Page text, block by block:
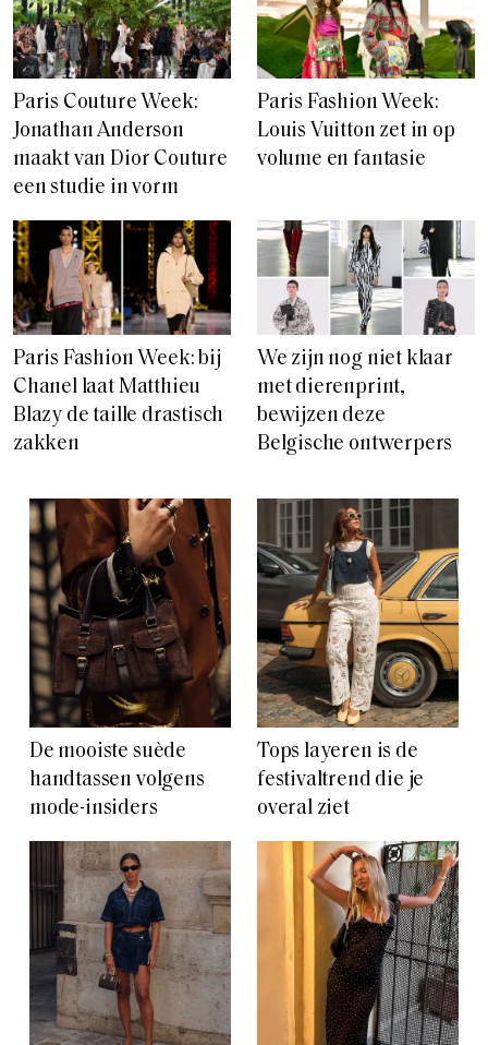
Paris Couture Week:
Jonathan Anderson
maakt van Dior Couture
een studie in vorm
Paris Fashion Week:
Louis Vuitton zet in op
volume en fantasie
Paris Fashion Week: bij
Chanel laat Matthieu
Blazy de taille drastisch
zakken
We zijn nog niet klaar
met dierenprint,
bewijzen deze
Belgische ontwerpers
De mooiste suède
handtassen volgens
mode-insiders
Tops layeren is de
festivaltrend die je
overal ziet